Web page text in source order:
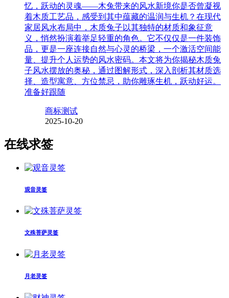
忆，跃动的灵魂——木兔带来的风水新境你是否曾凝视
着木质工艺品，感受到其中蕴藏的温润与生机？在现代
家居风水布局中，木质兔子以其独特的材质和象征意
义，悄然扮演着举足轻重的角色。它不仅仅是一件装饰
品，更是一座连接自然与心灵的桥梁，一个激活空间能
量、提升个人运势的风水密码。本文将为你揭秘木质兔
子风水摆放的奥秘，通过图解形式，深入剖析其材质选
择、造型寓意、方位禁忌，助你雕琢生机，跃动好运。
准备好跟随
商标测试
2025-10-20
在线求签
观音灵签
文殊菩萨灵签
月老灵签